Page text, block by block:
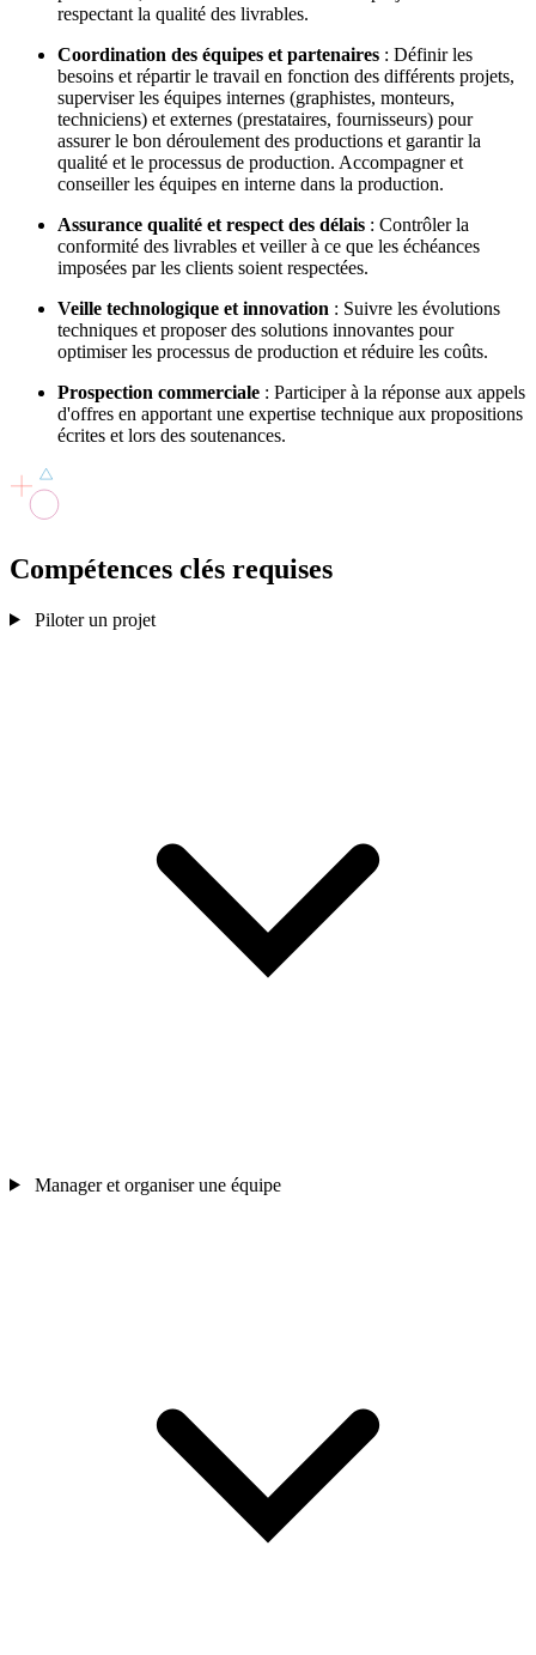
respectant la qualité des livrables.
Coordination des équipes et partenaires : Définir les
besoins et répartir le travail en fonction des différents projets,
superviser les équipes internes (graphistes, monteurs,
techniciens) et externes (prestataires, fournisseurs) pour
assurer le bon déroulement des productions et garantir la
qualité et le processus de production. Accompagner et
conseiller les équipes en interne dans la production.
Assurance qualité et respect des délais : Contrôler la
conformité des livrables et veiller à ce que les échéances
imposées par les clients soient respectées.
Veille technologique et innovation : Suivre les évolutions
techniques et proposer des solutions innovantes pour
optimiser les processus de production et réduire les coûts.
Prospection commerciale : Participer à la réponse aux appels
d'offres en apportant une expertise technique aux propositions
écrites et lors des soutenances.
Compétences clés requises
Piloter un projet
Manager et organiser une équipe